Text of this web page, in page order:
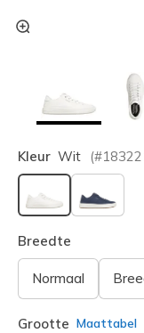
Kleur Wit (#
geselecteerd
Breedte
Normaal
Grootte Maattabel